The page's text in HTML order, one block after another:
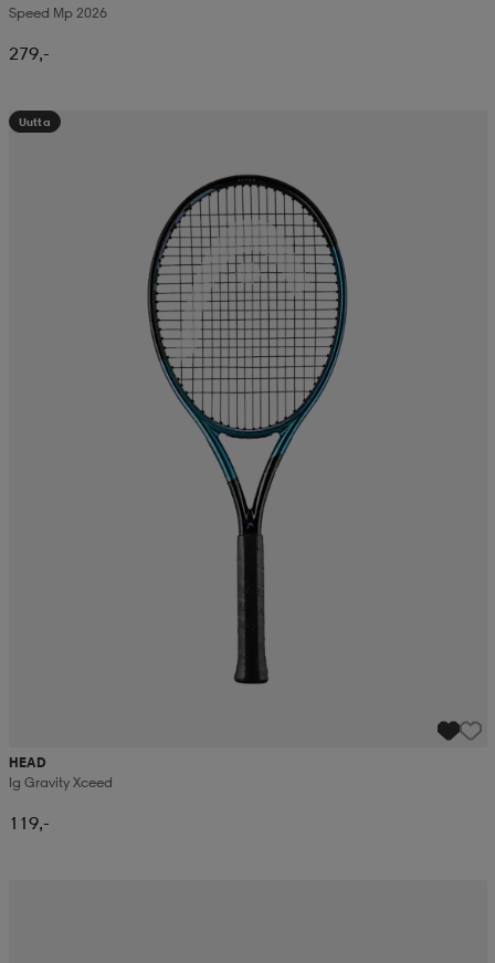
Speed Mp 2026
279,-
Uutta
HEAD
Ig Gravity Xceed
119,-